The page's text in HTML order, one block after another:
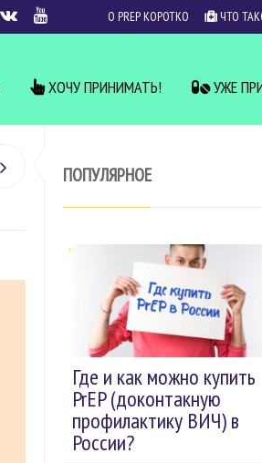
О PREP КОРОТКО ЧТО
ХОЧУ ПРИНИМАТЬ! УЖЕ
ПОПУЛЯРНОЕ
Где и как можно купить
PrEP (доконтакную
профилактику ВИЧ) в
России?